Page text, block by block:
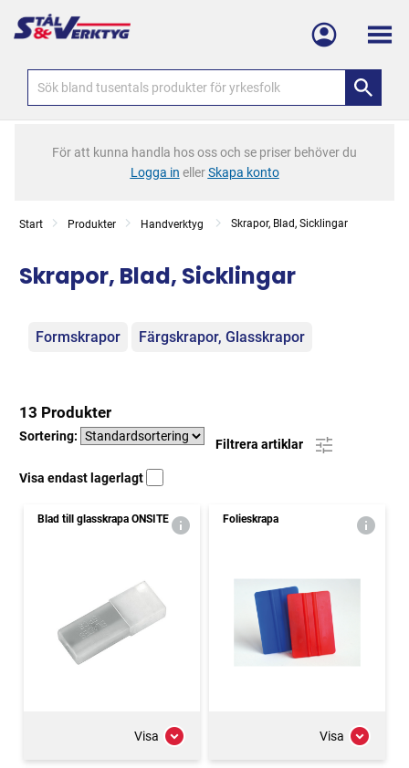
Meny
För att kunna handla hos oss och se priser behöver du
Logga in ellerSkapa konto
Start Produkter Handverktyg Skrapor, Blad, Sicklingar
Skrapor, Blad, Sicklingar
Kategorier
Formskrapor Färgskrapor, Glasskrapor
13 Produkter
Sortering:
Filtrera artiklar
Visa endast lagerlagt
Blad till glasskrapa ONSITE
Visa
Folieskrapa
Visa